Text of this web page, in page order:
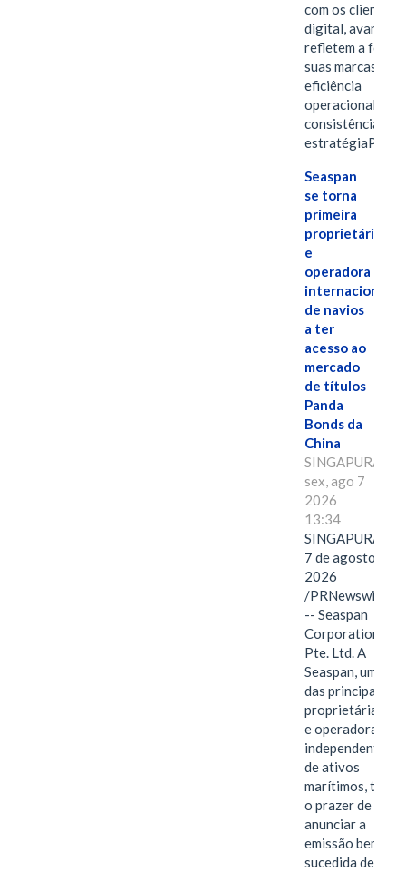
com os clientes
digital, avanços
refletem a força
suas marcas, a
eficiência
operacional e a
consistência de
Seaspan
se torna
primeira
proprietária
e
operadora
internacional
de navios
a ter
acesso ao
mercado
de títulos
Panda
Bonds da
China
SINGAPURA,
sex, ago 7
2026
13:34
SINGAPURA,
7 de agosto de
2026
/PRNewswire/
-- Seaspan
Corporation
Pte. Ltd. A
Seaspan, uma
das principais
proprietárias
e operadoras
independentes
de ativos
marítimos, tem
o prazer de
anunciar a
emissão bem-
sucedida de